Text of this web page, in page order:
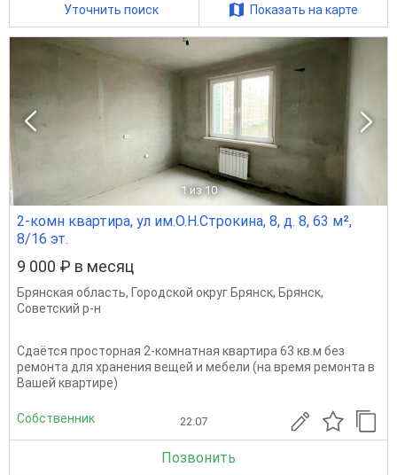
Уточнить поиск Показать на карте
1 из 10
2-комн квартира, ул им.О.Н.Строкина, 8, д. 8, 63 м²,
8/16 эт.
9 000 ₽ в месяц
Брянская область, Городской округ Брянск, Брянск,
Советский р-н
Сдаётся просторная 2-комнатная квартира 63 кв.м без
ремонта для хранения вещей и мебели (на время ремонта в
Вашей квартире)
Собственник 22.07
Позвонить